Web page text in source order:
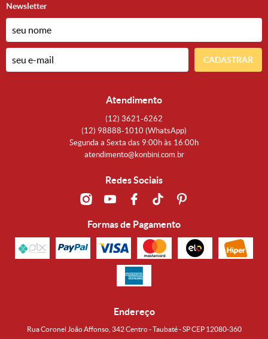
Newsletter
CADASTRAR
Atendimento
(12) 3621-6262
(12) 98888-1010 (WhatsApp)
Segunda a Sexta das 9:00h às 16:00h
atendimento@konbini.com.br
Redes Sociais
Formas de Pagamento
Endereço
Rua Coronel João Affonso, 342 Centro - Taubaté - SP CEP 12080-360